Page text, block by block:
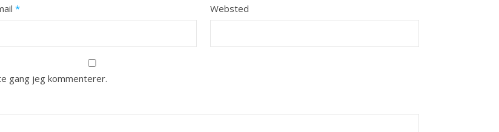
* Websted
gang jeg kommenterer.